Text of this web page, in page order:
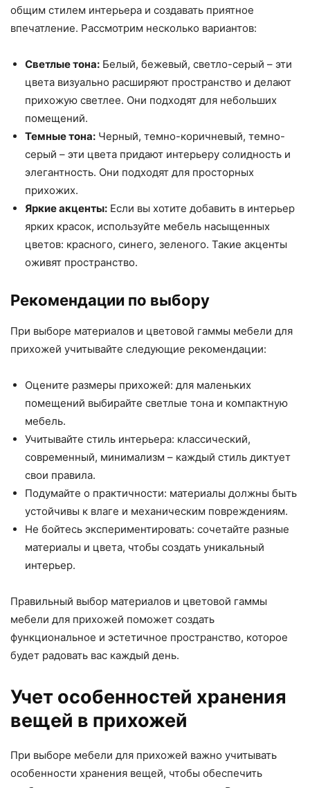
общим стилем интерьера и создавать приятное
впечатление. Рассмотрим несколько вариантов:
Светлые тона: Белый, бежевый, светло-серый – эти
цвета визуально расширяют пространство и делают
прихожую светлее. Они подходят для небольших
помещений.
Темные тона: Черный, темно-коричневый, темно-
серый – эти цвета придают интерьеру солидность и
элегантность. Они подходят для просторных
прихожих.
Яркие акценты: Если вы хотите добавить в интерьер
ярких красок, используйте мебель насыщенных
цветов: красного, синего, зеленого. Такие акценты
оживят пространство.
Рекомендации по выбору
При выборе материалов и цветовой гаммы мебели для
прихожей учитывайте следующие рекомендации:
Оцените размеры прихожей: для маленьких
помещений выбирайте светлые тона и компактную
мебель.
Учитывайте стиль интерьера: классический,
современный, минимализм – каждый стиль диктует
свои правила.
Подумайте о практичности: материалы должны быть
устойчивы к влаге и механическим повреждениям.
Не бойтесь экспериментировать: сочетайте разные
материалы и цвета, чтобы создать уникальный
интерьер.
Правильный выбор материалов и цветовой гаммы
мебели для прихожей поможет создать
функциональное и эстетичное пространство, которое
будет радовать вас каждый день.
Учет особенностей хранения
вещей в прихожей
При выборе мебели для прихожей важно учитывать
особенности хранения вещей, чтобы обеспечить